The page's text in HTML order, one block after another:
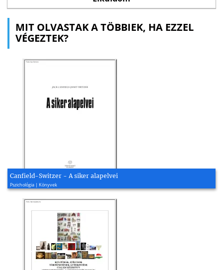
MIT OLVASTAK A TÖBBIEK, HA EZZEL
VÉGEZTEK?
Canfield-Switzer - A siker alapelvei
Pszichológia | Könyvek